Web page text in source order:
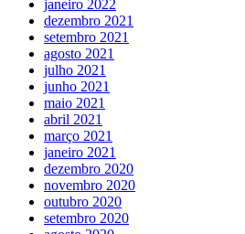
janeiro 2022
dezembro 2021
setembro 2021
agosto 2021
julho 2021
junho 2021
maio 2021
abril 2021
março 2021
janeiro 2021
dezembro 2020
novembro 2020
outubro 2020
setembro 2020